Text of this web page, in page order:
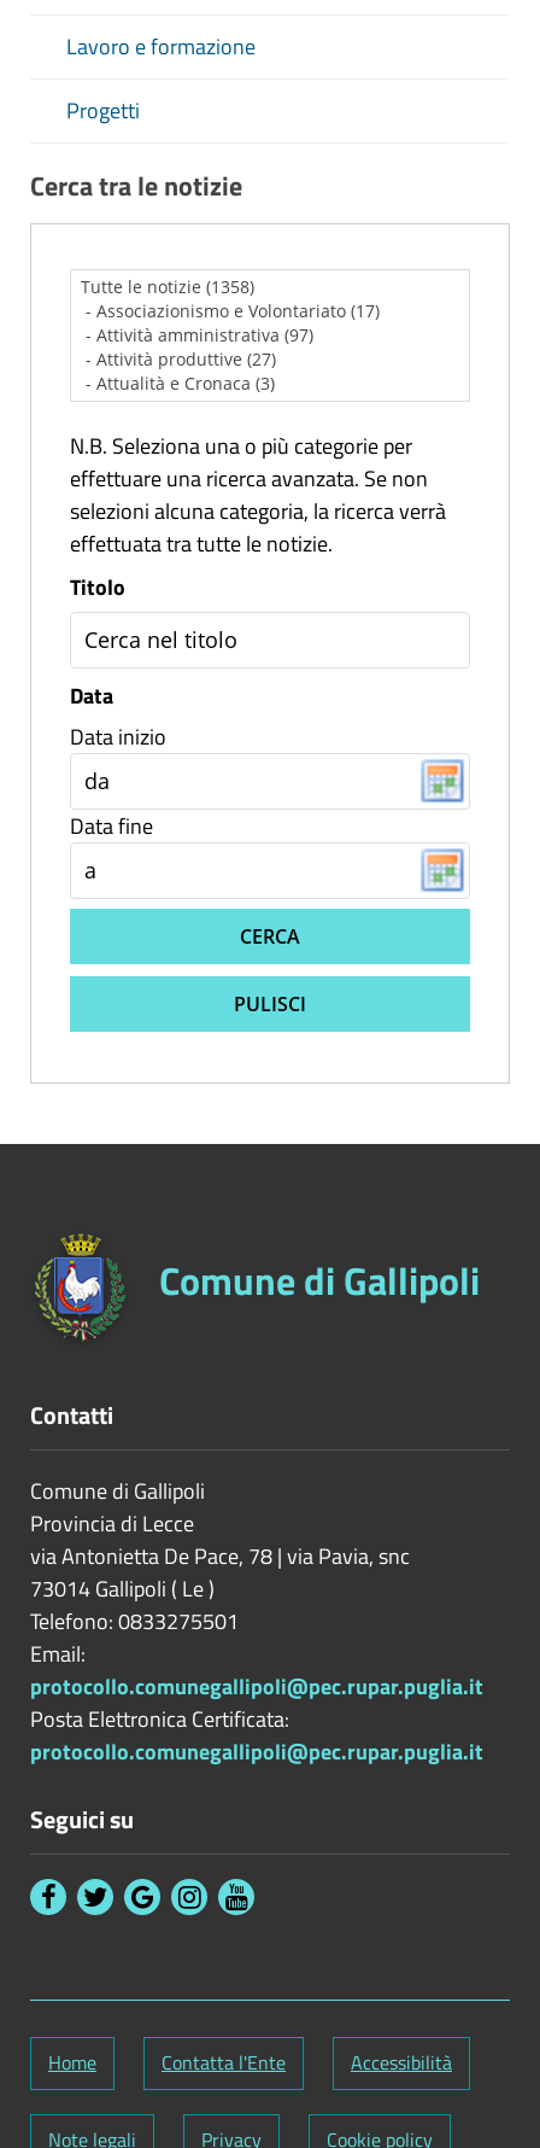
Lavoro e formazione
Progetti
Cerca tra le notizie
N.B. Seleziona una o più categorie per
effettuare una ricerca avanzata. Se non
selezioni alcuna categoria, la ricerca verrà
effettuata tra tutte le notizie.
Titolo
Data
Data inizio
Data fine
CERCA
PULISCI
Comune di Gallipoli
Contatti
Comune di Gallipoli
Provincia di Lecce
via Antonietta De Pace, 78 | via Pavia, snc
73014Gallipoli ( Le)
Telefono: 0833275501
Email:
protocollo.comunegallipoli@pec.rupar.puglia.it
Posta Elettronica Certificata:
protocollo.comunegallipoli@pec.rupar.puglia.it
Seguici su
Home Contatta l'Ente Accessibilità
Note legali Privacy Cookie policy